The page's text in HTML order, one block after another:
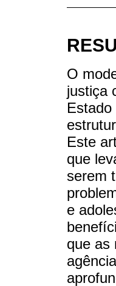
O
justiça
Este
que
serem
e
que as